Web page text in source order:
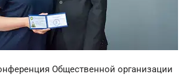
Общественной организации